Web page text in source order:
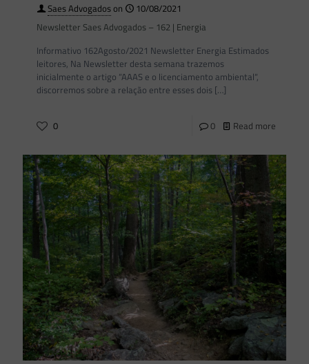
Saes Advogadoson
10/08/2021
Newsletter Saes Advogados – 162 | Energia
Informativo 162Agosto/2021 Newsletter Energia Estimados
leitores, Na Newsletter desta semana trazemos
inicialmente o artigo “AAAS e o licenciamento ambiental“,
discorremos sobre a relação entre esses dois […]
0 0 Read more